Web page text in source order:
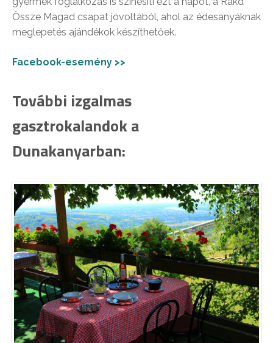
Össze Magad csapat jóvoltából, ahol az édesanyáknak
meglepetés ajándékok készíthetőek.
Facebook-esemény >>
További izgalmas
gasztrokalandok a
Dunakanyarban: